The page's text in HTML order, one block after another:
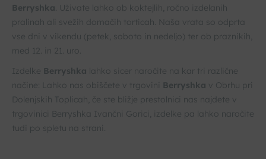
Berryshka. Uživate lahko ob koktejlih, ročno izdelanih
pralinah ali svežih domačih torticah. Naša vrata so odprta
vse dni v vikendu (petek, soboto in nedeljo) ter ob praznikih,
med 12. in 21. uro.
Izdelke Berryshka lahko sicer naročite na kar tri različne
načine: Lahko nas obiščete v trgovini
Berryshka v Obrhu pri
Dolenjskih Toplicah, če ste bližje prestolnici nas najdete v
trgovinici Berryshka Ivančni Gorici, izdelke pa lahko naročite
tudi po spletu na strani.